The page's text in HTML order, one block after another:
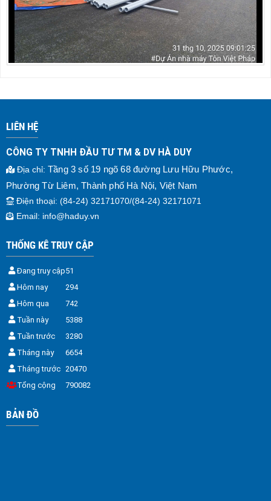
LIÊN HỆ
CÔNG TY TNHH ĐẦU TƯ TM & DV HÀ DUY
Địa chỉ: Tầng 3 số 19 ngõ 68 đường Lưu Hữu Phước,
Phường Từ Liêm, Thành phố Hà Nội, Việt Nam
Điện thoại: (84-24) 32171070/(84-24) 32171071
Email: info@haduy.vn
THỐNG KÊ TRUY CẬP
Đang truy cập51
Hôm nay
294
Hôm qua
742
Tuần này
5388
Tuần trước
3280
Tháng này
6654
Tháng trước 20470
Tổng cộng
790082
BẢN ĐỒ